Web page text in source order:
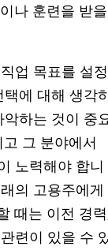
나 훈련을 받을
업 목표를 설정
택에 대해 생각
하는 것이 중
그 분야에서
노력해야 합니
의 고용주에게
때는 이전 경
련이 있을 수